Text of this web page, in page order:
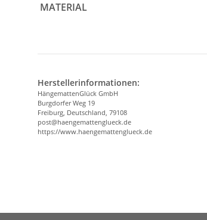
MATERIAL
Herstellerinformationen:
HängemattenGlück GmbH
Burgdorfer Weg 19
Freiburg, Deutschland, 79108
post@haengemattenglueck.de
https://www.haengemattenglueck.de